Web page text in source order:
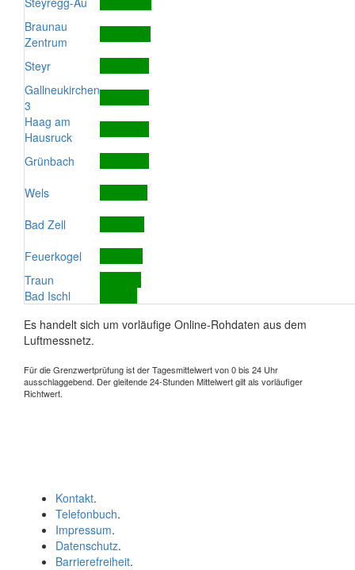
Braunau
Zentrum
Steyr
Gallneukirchen
3
Haag am
Hausruck
Grünbach
Wels
Bad Zell
Feuerkogel
Traun
Bad Ischl
Es handelt sich um vorläufige Online-Rohdaten aus dem
Luftmessnetz.
Für die Grenzwertprüfung ist der Tagesmittelwert von 0 bis 24 Uhr
ausschlaggebend. Der gleitende 24-Stunden Mittelwert gilt als vorläufiger
Richtwert.
Kontakt.
Telefonbuch.
Impressum.
Datenschutz.
Barrierefreiheit.